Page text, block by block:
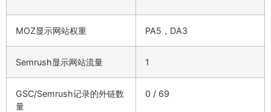
MOZ显示网站权重 PA5，DA3
Semrush显示网站流量 1
GSC/Semrush记录的外链数
量
0 / 69